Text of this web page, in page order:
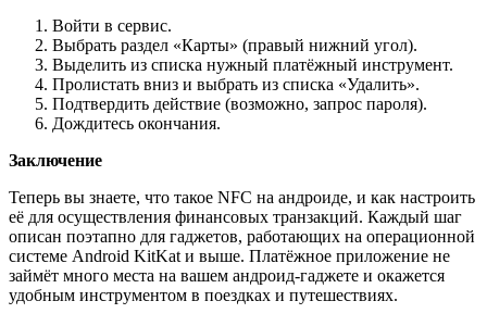
Войти в сервис.
Выбрать раздел «Карты» (правый нижний угол).
Выделить из списка нужный платёжный инструмент.
Пролистать вниз и выбрать из списка «Удалить».
Подтвердить действие (возможно, запрос пароля).
Дождитесь окончания.
Заключение
Теперь вы знаете, что такое NFC на андроиде, и как настроить
её для осуществления финансовых транзакций. Каждый шаг
описан поэтапно для гаджетов, работающих на операционной
системе Android KitKat и выше. Платёжное приложение не
займёт много места на вашем андроид-гаджете и окажется
удобным инструментом в поездках и путешествиях.